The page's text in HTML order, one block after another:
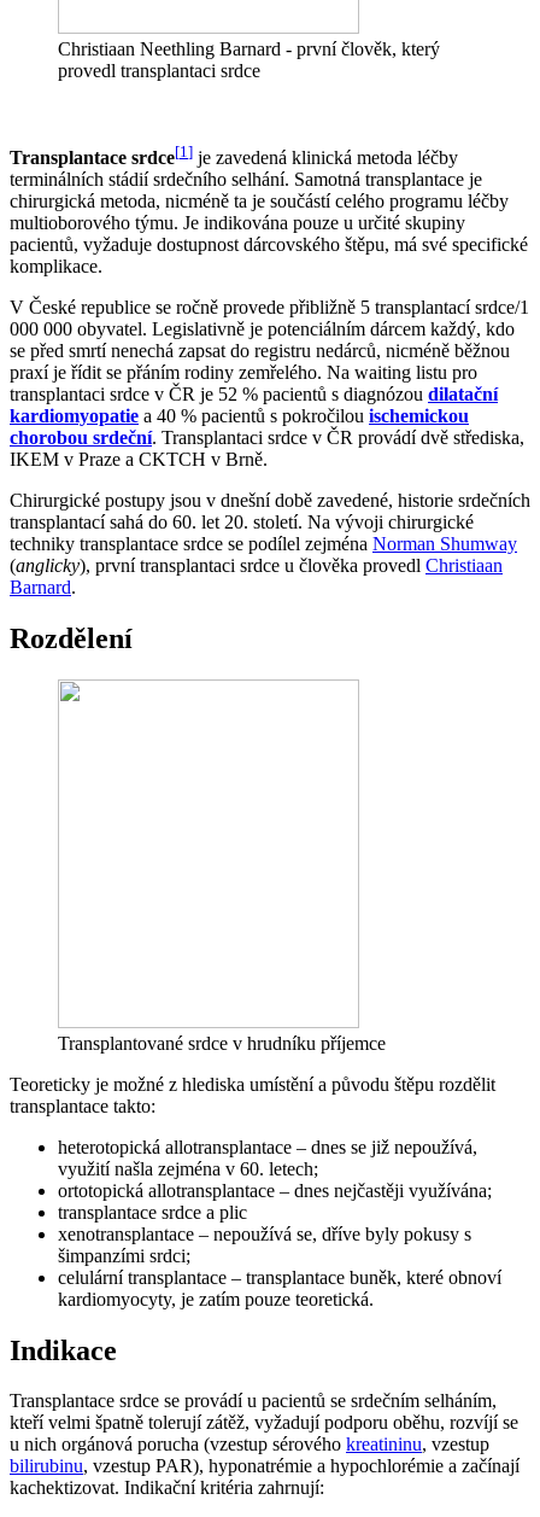
Christiaan Neethling Barnard - první člověk, který
provedl transplantaci srdce
Transplantace srdce[1 ] je zavedená klinická metoda léčby
terminálních stádií srdečního selhání. Samotná transplantace je
chirurgická metoda, nicméně ta je součástí celého programu léčby
multioborového týmu. Je indikována pouze u určité skupiny
pacientů, vyžaduje dostupnost dárcovského štěpu, má své specifické
komplikace.
V České republice se ročně provede přibližně 5 transplantací srdce/1
000 000 obyvatel. Legislativně je potenciálním dárcem každý, kdo
se před smrtí nenechá zapsat do registru nedárců, nicméně běžnou
praxí je řídit se přáním rodiny zemřelého. Na waiting listu pro
transplantaci srdce v ČR je 52 % pacientů s diagnózou dilatační
kardiomyopatie a 40 % pacientů s pokročilou ischemickou
chorobou srdeční. Transplantaci srdce v ČR provádí dvě střediska,
IKEM v Praze a CKTCH v Brně.
Chirurgické postupy jsou v dnešní době zavedené, historie srdečních
transplantací sahá do 60. let 20. století. Na vývoji chirurgické
techniky transplantace srdce se podílel zejména Norman Shumway
(anglicky), první transplantaci srdce u člověka provedl Christiaan
Barnard.
Rozdělení
Transplantované srdce v hrudníku příjemce
Teoreticky je možné z hlediska umístění a původu štěpu rozdělit
transplantace takto:
heterotopická allotransplantace – dnes se již nepoužívá,
využití našla zejména v 60. letech;
ortotopická allotransplantace – dnes nejčastěji využívána;
transplantace srdce a plic
xenotransplantace – nepoužívá se, dříve byly pokusy s
šimpanzími srdci;
celulární transplantace – transplantace buněk, které obnoví
kardiomyocyty, je zatím pouze teoretická.
Indikace
Transplantace srdce se provádí u pacientů se srdečním selháním,
kteří velmi špatně tolerují zátěž, vyžadují podporu oběhu, rozvíjí se
u nich orgánová porucha (vzestup sérového kreatininu, vzestup
bilirubinu, vzestup PAR), hyponatrémie a hypochlorémie a začínají
kachektizovat. Indikační kritéria zahrnují: